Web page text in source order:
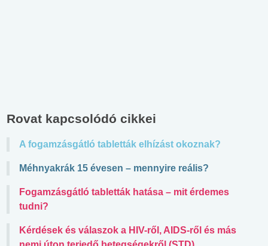
Rovat kapcsolódó cikkei
A fogamzásgátló tabletták elhízást okoznak?
Méhnyakrák 15 évesen – mennyire reális?
Fogamzásgátló tabletták hatása – mit érdemes
tudni?
Kérdések és válaszok a HIV-ről, AIDS-ről és más